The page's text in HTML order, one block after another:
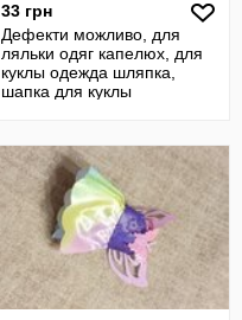
33 грн
Дефекти можливо, для
ляльки одяг капелюх, для
куклы одежда шляпка,
шапка для куклы